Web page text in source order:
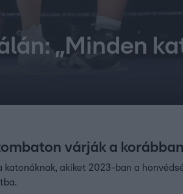
„Minden
várják a
katonáknak, akiket 2023-ban a